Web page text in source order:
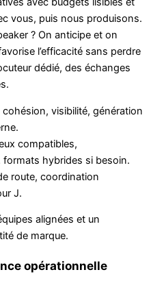
vous, puis nous produisons.
? On anticipe et on
l’efficacité sans perdre
dédié, des échanges
visibilité, génération
compatibles,
hybrides si besoin.
route, coordination
J.
alignées et un
de marque.
opérationnelle